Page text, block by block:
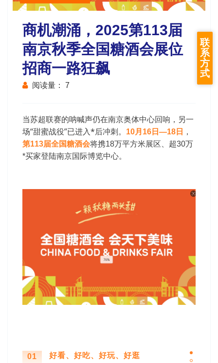
商机潮涌，2025第113届
南京秋季全国糖酒会展位
招商一路狂飙
阅读量： 7
当苏超联赛的呐喊声仍在南京奥体中心回响，另一
场“甜蜜战役”已进入*后冲刺。
10月16日—18日 ，
第113届全国糖酒会将携18万平方米展区、超30万
*买家登陆南京国际博览中心。
01 好看、好吃、好玩、好逛
联
系
方
式